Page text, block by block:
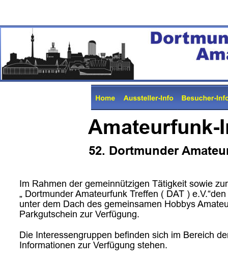
Amateurfunk-
52. Dortmunder
Im Rahmen der gemeinnützigen Tätigkeit sowie
„ Dortmunder Amateurfunk Treffen ( DAT )
unter dem Dach des gemeinsamen Hobbys
Parkgutschein zur Verfügung.
Die Interessengruppen befinden sich im Bereich
Informationen zur Verfügung stehen.